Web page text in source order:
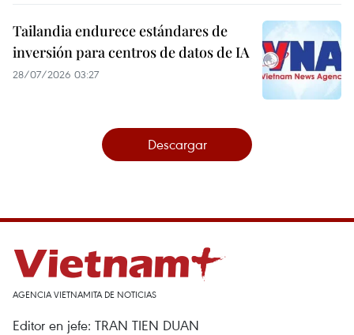
Tailandia endurece estándares de
inversión para centros de datos de IA
28/07/2026 03:27
Descargar
AGENCIA VIETNAMITA DE NOTICIAS
Editor en jefe: TRAN TIEN DUAN